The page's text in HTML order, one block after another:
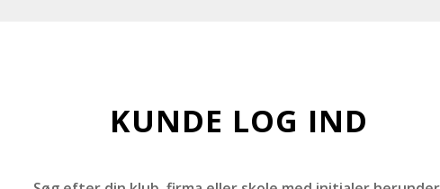
KUNDE LOG IND